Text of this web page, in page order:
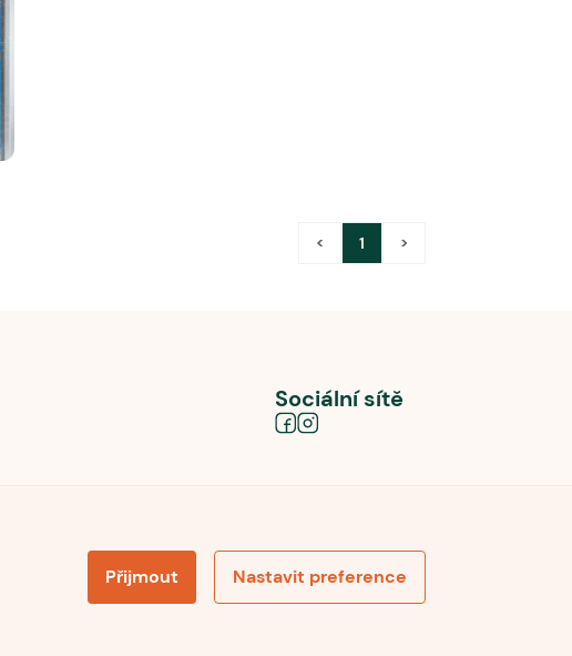
< 1 >
Přijmout Nastavit preference
Sociální sítě